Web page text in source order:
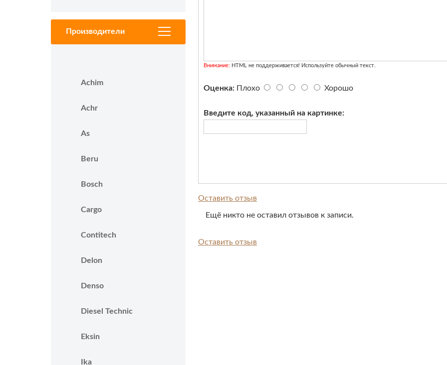
Производители
Achim
Achr
As
Beru
Bosch
Cargo
Contitech
Delon
Denso
Diesel Technic
Eksin
Ika
Внимание: HTML не поддерживается! Используйте обычный текст.
Оценка: Плохо Хорошо
Введите код, указанный на картинке:
Оставить отзыв
Ещё никто не оставил отзывов к записи.
Оставить отзыв